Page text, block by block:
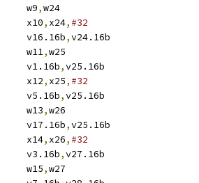
	mov	w9
,w24
	lsr	x10
, x24, #32
	mov	v16.16b
,v24.16b
	mov	w11
,w25
	mov	v1.16b
,v25.16b
	lsr	x12
, x25, #32
	mov	v5.16b
,v25.16b
	mov	w13
,w26
	mov	v17.16b
,v25.16b
	lsr	x14
, x26, #32
	mov	v3.16b
,v27.16b
	mov	w15
,w27